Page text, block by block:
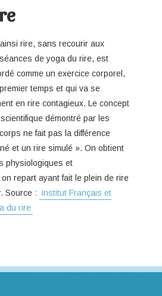
rire, sans recourir aux
de yoga du rire, est
comme un exercice corporel,
temps et qui va se
en rire contagieux. Le concept
démontré par les
ne fait pas la différence
et un rire simulé ». On obtient
physiologiques et
repart ayant fait le plein de rire
Source : Institut Français et
du rire